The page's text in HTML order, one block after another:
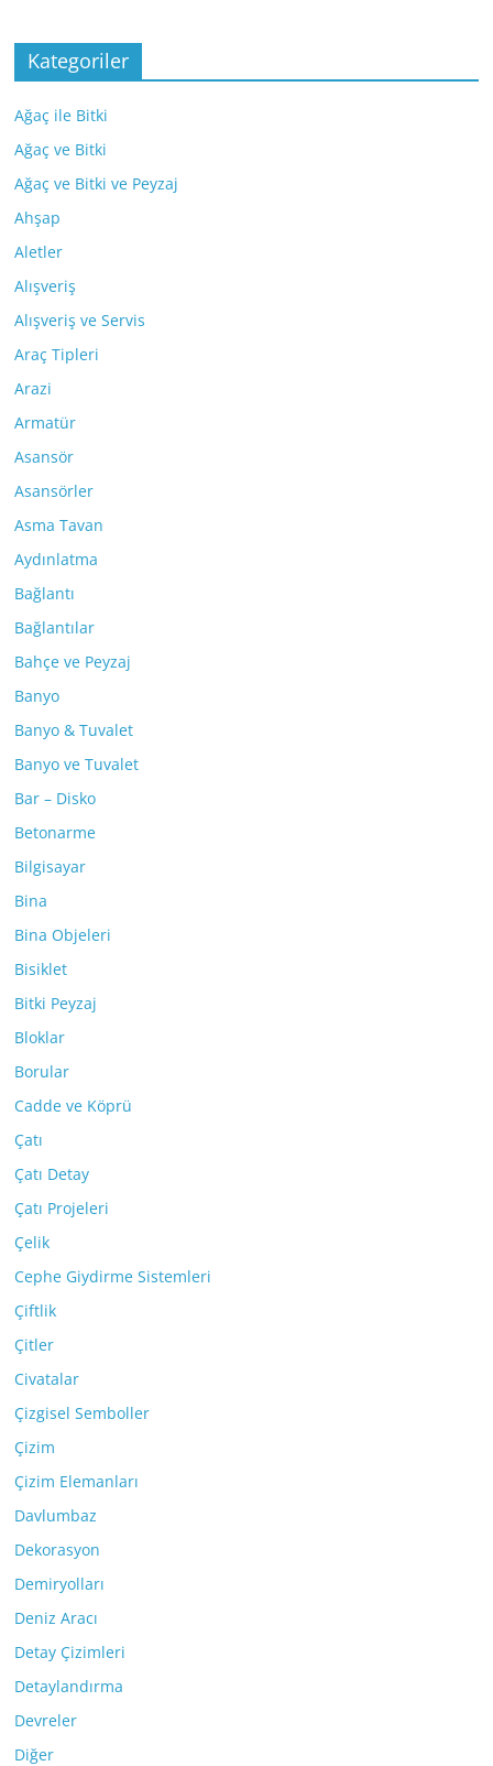
Kategoriler
Ağaç ile Bitki
Ağaç ve Bitki
Ağaç ve Bitki ve Peyzaj
Ahşap
Aletler
Alışveriş
Alışveriş ve Servis
Araç Tipleri
Arazi
Armatür
Asansör
Asansörler
Asma Tavan
Aydınlatma
Bağlantı
Bağlantılar
Bahçe ve Peyzaj
Banyo
Banyo & Tuvalet
Banyo ve Tuvalet
Bar – Disko
Betonarme
Bilgisayar
Bina
Bina Objeleri
Bisiklet
Bitki Peyzaj
Bloklar
Borular
Cadde ve Köprü
Çatı
Çatı Detay
Çatı Projeleri
Çelik
Cephe Giydirme Sistemleri
Çiftlik
Çitler
Civatalar
Çizgisel Semboller
Çizim
Çizim Elemanları
Davlumbaz
Dekorasyon
Demiryolları
Deniz Aracı
Detay Çizimleri
Detaylandırma
Devreler
Diğer